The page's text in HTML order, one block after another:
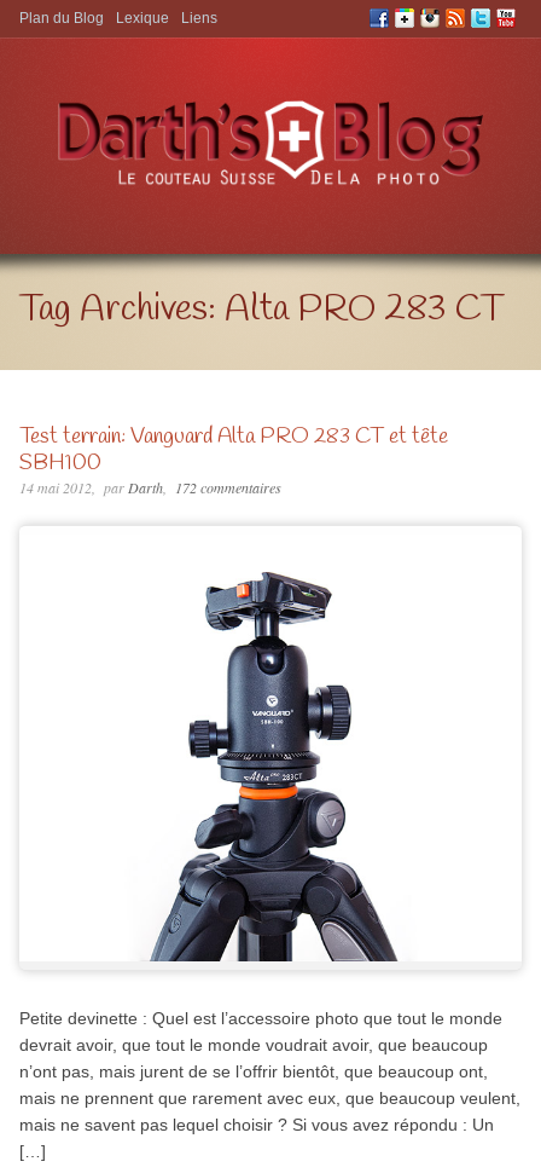
Aller à:
Plan du Blog Lexique Liens
Tag Archives: Alta PRO 283 CT
Test terrain: Vanguard Alta PRO 283 CT et tête
SBH100
14 mai 2012 parDarth 172 commentaires
Petite devinette : Quel est l’accessoire photo que tout le monde
devrait avoir, que tout le monde voudrait avoir, que beaucoup
n’ont pas, mais jurent de se l’offrir bientôt, que beaucoup ont,
mais ne prennent que rarement avec eux, que beaucoup veulent,
mais ne savent pas lequel choisir ? Si vous avez répondu : Un
[…]